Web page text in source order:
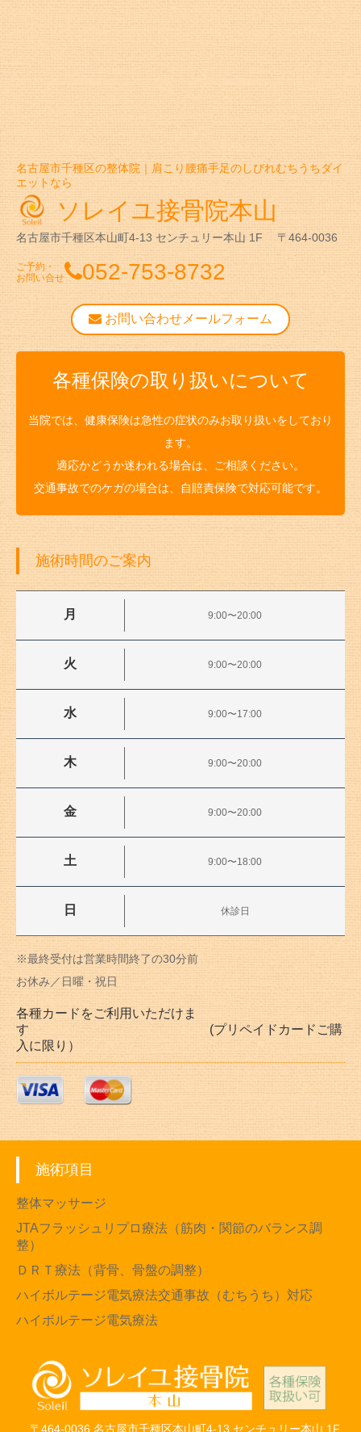
名古屋市千種区の整体院｜肩こり腰痛手足のしびれむちうちダイ
エットなら
ソレイユ接骨院本山
名古屋市千種区本山町4-13 センチュリー本山 1F 〒464-0036
ご予約・
お問い合せ
052-753-8732
お問い合わせメールフォーム
各種保険の取り扱いについて
当院では、健康保険は急性の症状のみお取り扱いをしており
ます。
適応かどうか迷われる場合は、ご相談ください。
交通事故でのケガの場合は、自賠責保険で対応可能です。
施術時間のご案内
月 9:00〜20:00
火 9:00〜20:00
水 9:00〜17:00
木 9:00〜20:00
金 9:00〜20:00
土 9:00〜18:00
日 休診日
※最終受付は営業時間終了の30分前
お休み／日曜・祝日
各種カードをご利用いただけま
す (プリペイドカードご購
入に限り）
施術項目
整体マッサージ
JTAフラッシュリプロ療法（筋肉・関節のバランス調
整）
ＤＲＴ療法（背骨、骨盤の調整）
ハイボルテージ電気療法交通事故（むちうち）対応
ハイボルテージ電気療法
〒464-0036 名古屋市千種区本山町4-13 センチュリー本山 1F